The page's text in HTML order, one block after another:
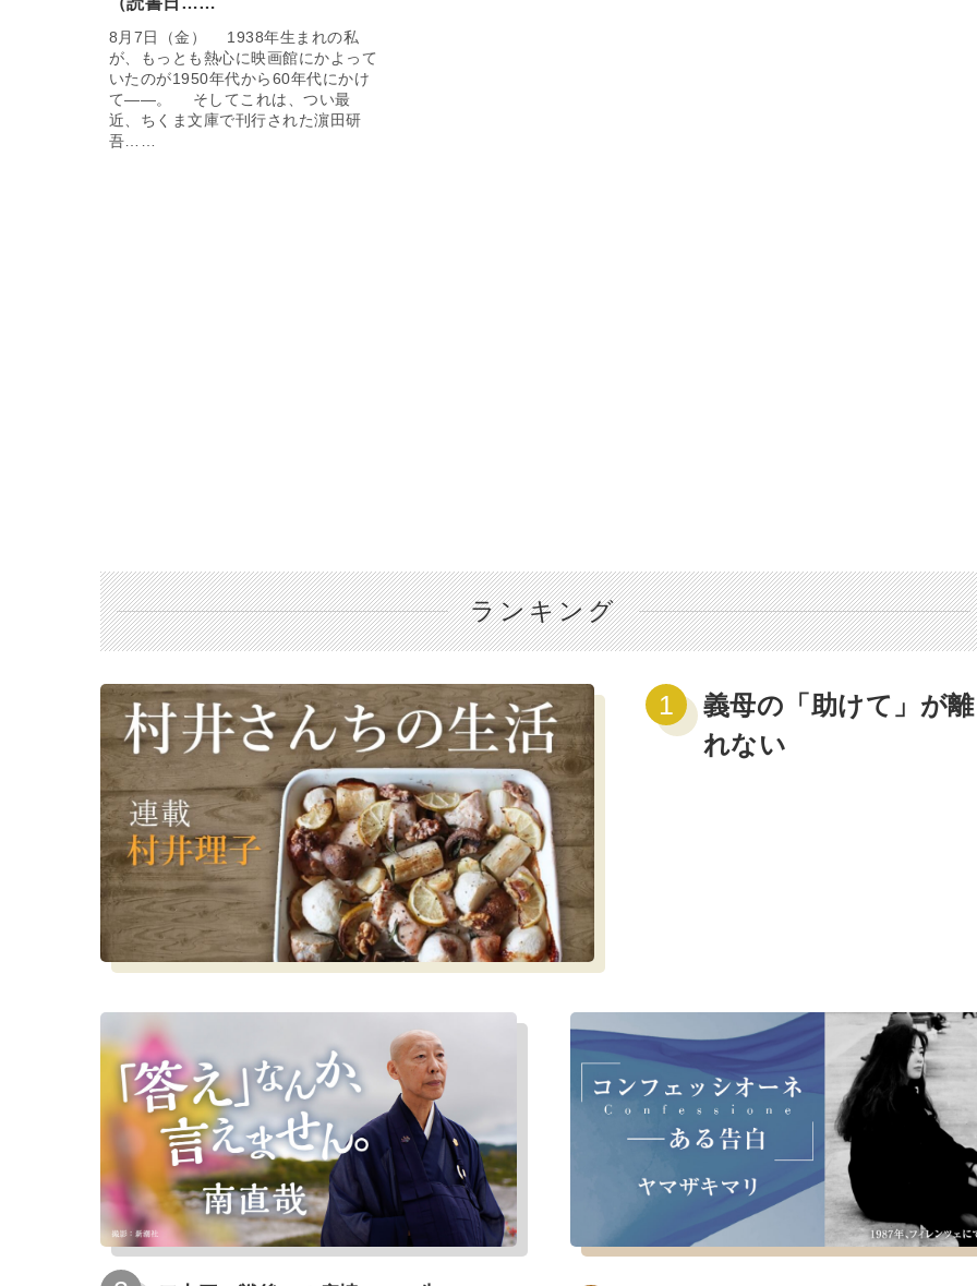
8月7日（金） 1938年生まれの私
が、もっとも熱心に映画館にかよって
いたのが1950年代から60年代にかけ
て――。 そしてこれは、つい最
近、ちくま文庫で刊行された濵田研
吾……
ランキング
義母の「助けて」が離
れない